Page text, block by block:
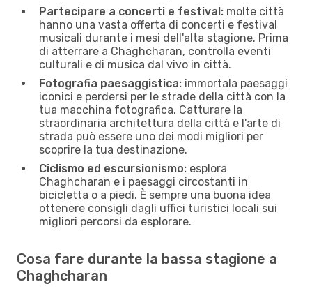
Partecipare a concerti e festival: molte città
hanno una vasta offerta di concerti e festival
musicali durante i mesi dell'alta stagione. Prima
di atterrare a Chaghcharan, controlla eventi
culturali e di musica dal vivo in città.
Fotografia paesaggistica: immortala paesaggi
iconici e perdersi per le strade della città con la
tua macchina fotografica. Catturare la
straordinaria architettura della città e l'arte di
strada può essere uno dei modi migliori per
scoprire la tua destinazione.
Ciclismo ed escursionismo: esplora
Chaghcharan e i paesaggi circostanti in
bicicletta o a piedi. È sempre una buona idea
ottenere consigli dagli uffici turistici locali sui
migliori percorsi da esplorare.
Cosa fare durante la bassa stagione a
Chaghcharan